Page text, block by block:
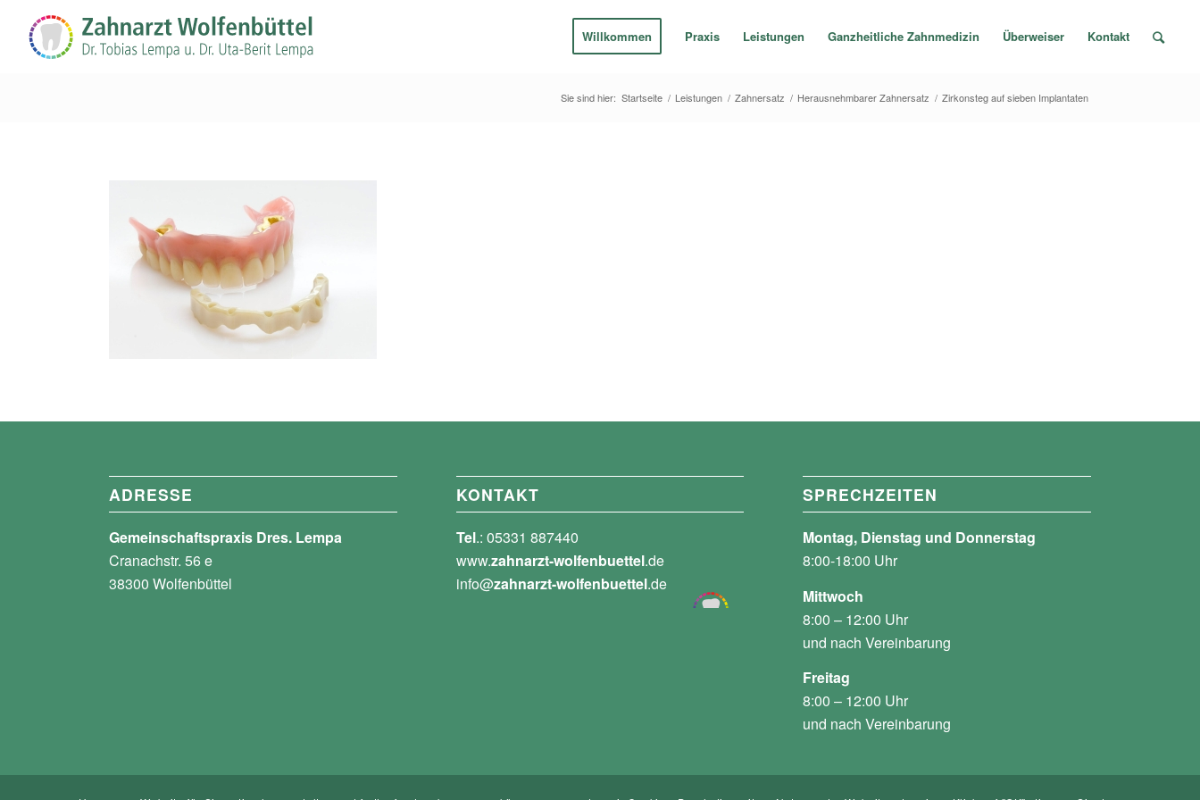
Willkommen Praxis Leistungen Ganzheitliche Zahnmedizin Überweiser Kontakt
Sie sind hier: Startseite / Leistungen / Zahnersatz / Herausnehmbarer Zahnersatz / Zirkonsteg auf sieben Implantaten
ADRESSE
Gemeinschaftspraxis Dres. Lempa
Cranachstr. 56 e
38300 Wolfenbüttel
KONTAKT
Tel.: 05331 887440
www.zahnarzt-wolfenbuettel.de
info@zahnarzt-wolfenbuettel.de
SPRECHZEITEN
Montag, Dienstag und Donnerstag
8:00-18:00 Uhr
Mittwoch
8:00 – 12:00 Uhr
und nach Vereinbarung
Freitag
8:00 – 12:00 Uhr
und nach Vereinbarung